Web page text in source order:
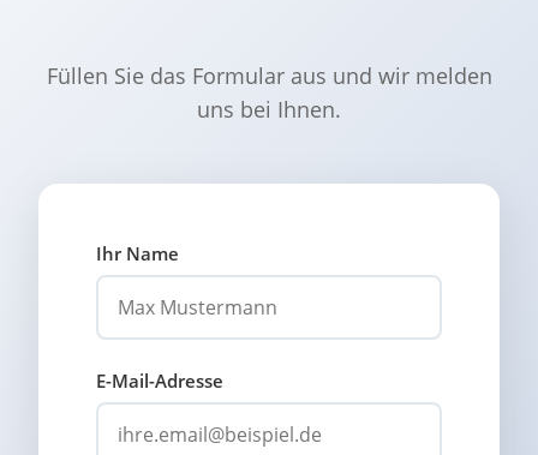
Füllen Sie das Formular aus und wir melden
uns bei Ihnen.
Ihr Name
E-Mail-Adresse